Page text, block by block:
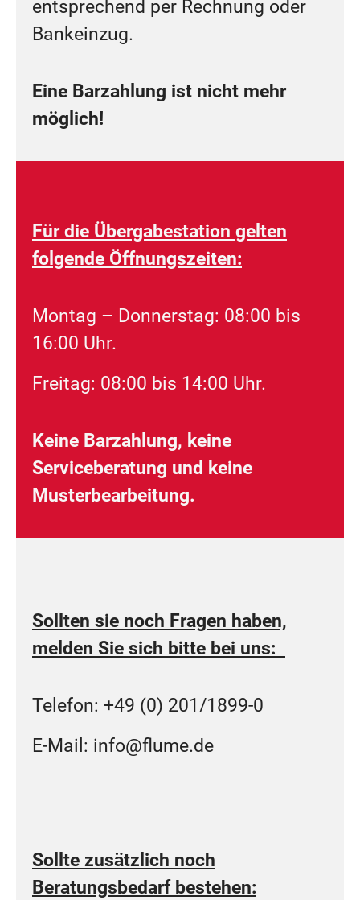
entsprechend per Rechnung oder
Bankeinzug.
Eine Barzahlung ist nicht mehr
möglich!
Für die Übergabestation gelten
folgende Öffnungszeiten:
Montag – Donnerstag: 08:00 bis
16:00 Uhr.
Freitag: 08:00 bis 14:00 Uhr.
Keine Barzahlung, keine
Serviceberatung und keine
Musterbearbeitung.
Sollten sie noch Fragen haben,
melden Sie sich bitte bei uns:
Telefon: +49 (0) 201/1899-0
E-Mail: info@flume.de
Sollte zusätzlich noch
Beratungsbedarf bestehen: